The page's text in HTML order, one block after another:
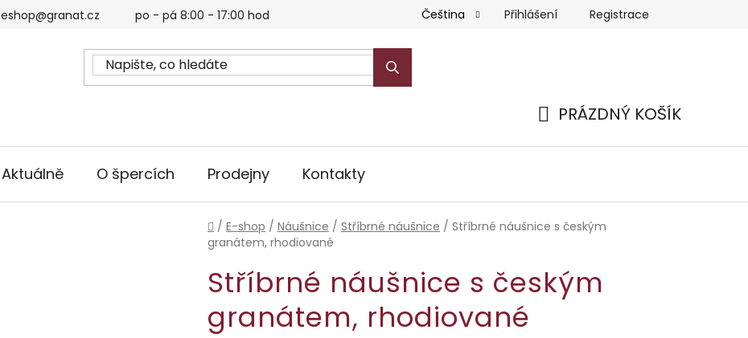
eshop@granat.cz po - pá 8:00 - 17:00 hod Čeština Přihlášení Registrace
PRÁZDNÝ KOŠÍK
Aktuálně O špercích Prodejny Kontakty
Domů
/ E-shop / Náušnice / Stříbrné náušnice / Stříbrné náušnice s českým
granátem, rhodiované
Stříbrné náušnice s českým
granátem, rhodiované